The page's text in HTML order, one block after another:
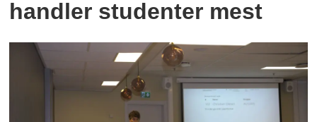
handler studenter mest